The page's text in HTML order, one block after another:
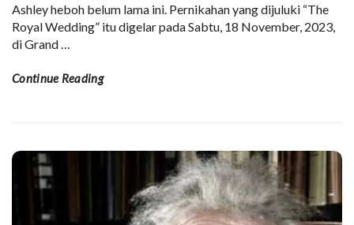
Ashley heboh belum lama ini. Pernikahan yang dijuluki “The
Royal Wedding” itu digelar pada Sabtu, 18 November, 2023,
di Grand…
Continue Reading